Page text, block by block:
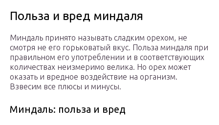
Польза и вред миндаля
Миндаль принято называть сладким орехом, не
смотря не его горьковатый вкус. Польза миндаля при
правильном его употреблении и в соответствующих
количествах неизмеримо велика. Но орех может
оказать и вредное воздействие на организм.
Взвесим все плюсы и минусы.
Миндаль: польза и вред